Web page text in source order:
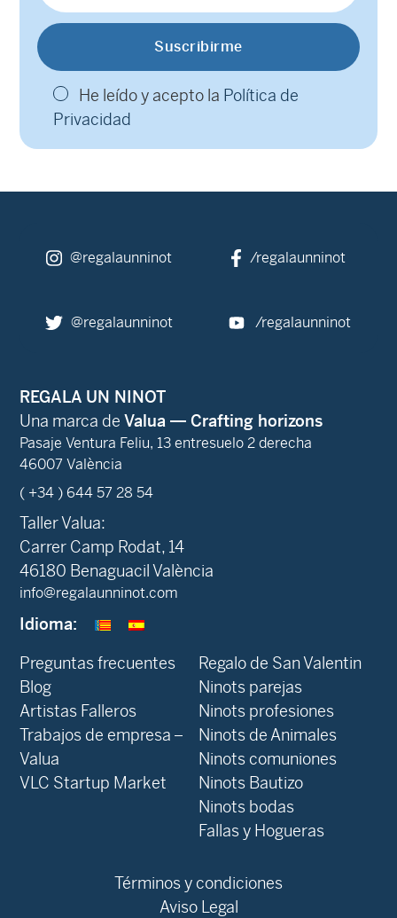
He leído y acepto la Política de
Privacidad
@regalaunninot /regalaunninot
@regalaunninot /regalaunninot
REGALA UN NINOT
Una marca de Valua — Crafting horizons
Pasaje Ventura Feliu, 13 entresuelo 2 derecha
46007 València
( +34 ) 644 57 28 54
Taller Valua:
Carrer Camp Rodat, 14
46180 Benaguacil València
info@regalaunninot.com
Idioma:
Preguntas frecuentes
Blog
Artistas Falleros
Trabajos de empresa –
Valua
VLC Startup Market
Regalo de San Valentin
Ninots parejas
Ninots profesiones
Ninots de Animales
Ninots comuniones
Ninots Bautizo
Ninots bodas
Fallas y Hogueras
Términos y condiciones
Aviso Legal